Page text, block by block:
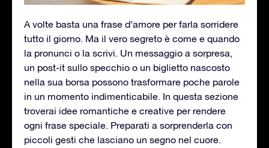
A volte basta una frase d’amore per farla sorridere
tutto il giorno. Ma il vero segreto è come e quando
la pronunci o la scrivi. Un messaggio a sorpresa,
un post-it sullo specchio o un biglietto nascosto
nella sua borsa possono trasformare poche parole
in un momento indimenticabile. In questa sezione
troverai idee romantiche e creative per rendere
ogni frase speciale. Preparati a sorprenderla con
piccoli gesti che lasciano un segno nel cuore.